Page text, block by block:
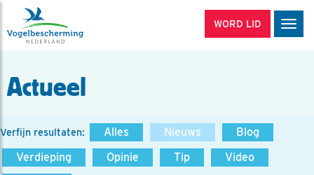
WORD LID
Actueel
Verfijn resultaten: Alles Nieuws
Blog
Verdieping
Opinie Tip
Video